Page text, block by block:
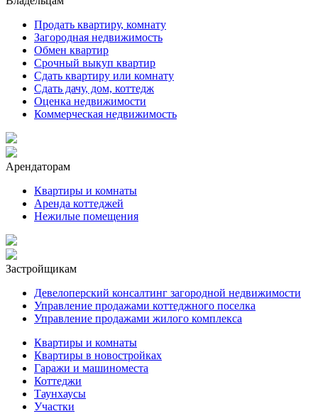
Продать квартиру, комнату
Загородная недвижимость
Обмен квартир
Срочный выкуп квартир
Сдать квартиру или комнату
Сдать дачу, дом, коттедж
Оценка недвижимости
Коммерческая недвижимость
Арендаторам
Квартиры и комнаты
Аренда коттеджей
Нежилые помещения
Застройщикам
Девелоперский консалтинг загородной недвижимости
Управление продажами коттеджного поселка
Управление продажами жилого комплекса
Квартиры и комнаты
Квартиры в новостройках
Гаражи и машиноместа
Коттеджи
Таунхаусы
Участки